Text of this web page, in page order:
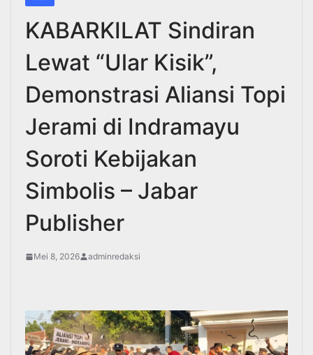
KABARKILAT Sindiran
Lewat “Ular Kisik”,
Demonstrasi Aliansi Topi
Jerami di Indramayu
Soroti Kebijakan
Simbolis – Jabar
Publisher
Mei 8, 2026 adminredaksi